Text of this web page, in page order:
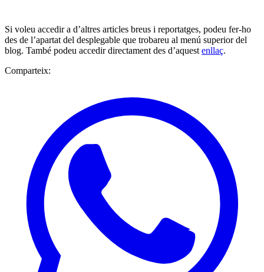
Si voleu accedir a d’altres articles breus i reportatges, podeu fer-ho
des de l’apartat del desplegable que trobareu al menú superior del
blog. També podeu accedir directament des d’aquest enllaç.
Comparteix: